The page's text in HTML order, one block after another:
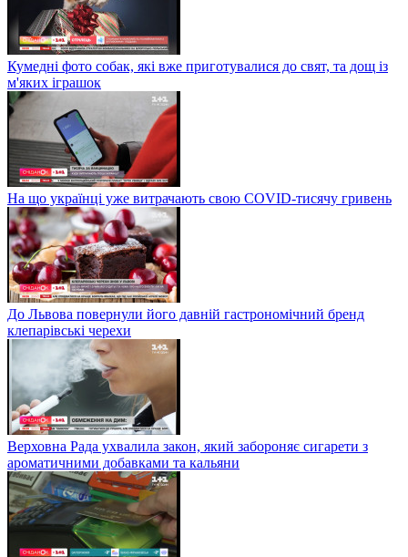
Кумедні фото собак, які вже приготувалися до свят, та дощ із
м'яких іграшок
На що українці уже витрачають свою COVID-тисячу гривень
До Львова повернули його давній гастрономічний бренд
клепарівські черехи
Верховна Рада ухвалила закон, який забороняє сигарети з
ароматичними добавками та кальяни